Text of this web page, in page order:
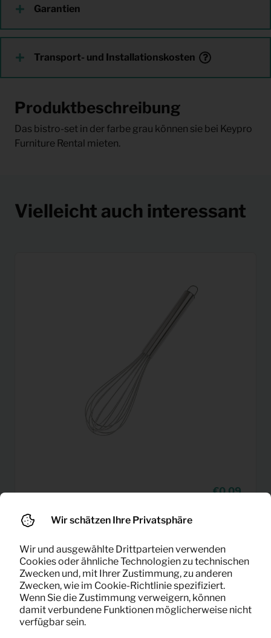
Garantien
Transport- und Installationskosten
Produktbeschreibung
Das bistro-set in der farbe grau können sie bei Keypro
Furniture Rental mieten.
Vielleicht auch interessant
0,09
Wir schätzen Ihre Privatsphäre
Wir und ausgewählte Drittparteien verwenden
Cookies oder ähnliche Technologien zu technischen
Zwecken und, mit Ihrer Zustimmung, zu anderen
Zwecken, wie im Cookie-Richtlinie spezifiziert.
Wenn Sie die Zustimmung verweigern, können
damit verbundene Funktionen möglicherweise nicht
verfügbar sein.